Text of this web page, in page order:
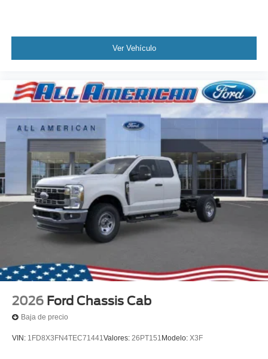
Ver Vehículo
2026 Ford Chassis Cab
Baja de precio
VIN: 1FD8X3FN4TEC71441Valores: 26PT151 Modelo: X3F